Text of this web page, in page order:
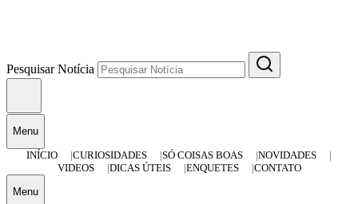
Pesquisar Notícia
Menu
INÍCIO
CURIOSIDADES SÓ COISAS BOAS
NOVIDADES
VIDEOS
DICAS ÚTEIS ENQUETES CONTATO
Menu